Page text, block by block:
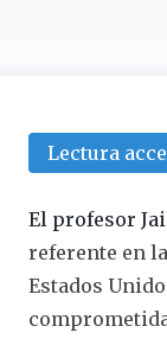
Lectura
El profesor
referente en
Estados